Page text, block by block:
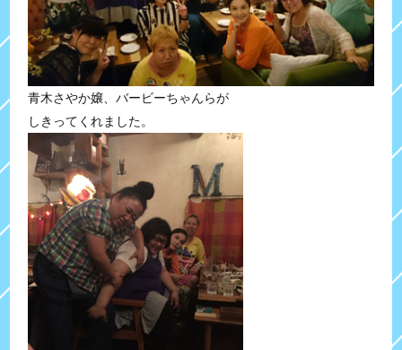
青木さやか嬢、バービーちゃんらが
しきってくれました。